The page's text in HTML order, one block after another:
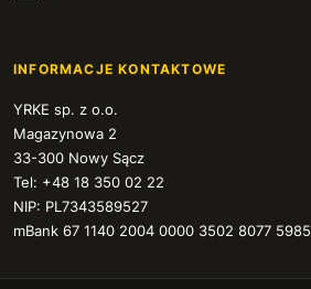
INFORMACJE KONTAKTOWE
YRKE sp. z o.o.
Magazynowa 2
33-300 Nowy Sącz
Tel: +48 18 350 02 22
NIP: PL7343589527
mBank 67 1140 2004 0000 3502 8077 5985